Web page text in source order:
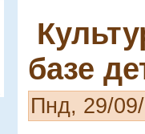
базе
Пнд, 29/